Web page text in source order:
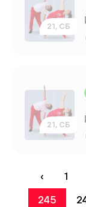
21, СБ
21, СБ
‹ 1
245